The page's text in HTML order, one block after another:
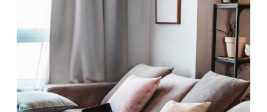
сложить индивидуально под себя, вы будете
наслаждаться максимальным комфортом. Помимо
этого, диван доступен
ящиком для белья